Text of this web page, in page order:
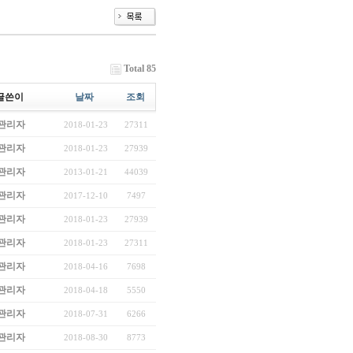
Total 85
쓴이 날짜 조회
리자 2018-01-23 27311
리자 2018-01-23 27939
리자 2013-01-21 44039
리자 2017-12-10 7497
리자 2018-01-23 27939
리자 2018-01-23 27311
리자 2018-04-16 7698
리자 2018-04-18 5550
리자 2018-07-31 6266
리자 2018-08-30 8773